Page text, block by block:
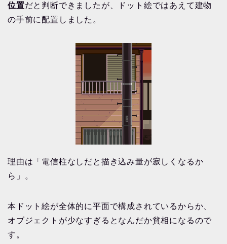
位置だと判断できましたが、ドット絵ではあえて建物
の手前に配置しました。
理由は「電信柱なしだと描き込み量が寂しくなるか
ら」。
本ドット絵が全体的に平面で構成されているからか、
オブジェクトが少なすぎるとなんだか貧相になるので
す。